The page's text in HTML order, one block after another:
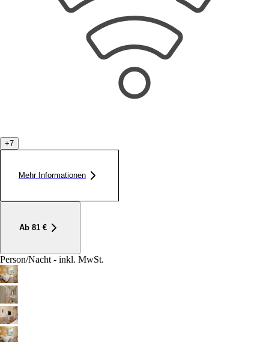
+7
Mehr Informationen
Ab 81 €
Person/Nacht - inkl. MwSt.